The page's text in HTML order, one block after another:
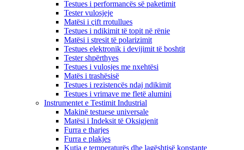
Testues i performancës së paketimit
Tester vulosjeje
Matësi i çift rrotullues
Testues i ndikimit të topit në rënie
Matësi i stresit të polarizimit
Testues elektronik i devijimit të boshtit
Tester shpërthyes
Testues i vulosjes me nxehtësi
Matës i trashësisë
Testues i rezistencës ndaj ndikimit
Testues i vrimave me fletë alumini
Instrumentet e Testimit Industrial
Makinë testuese universale
Matësi i Indeksit të Oksigjenit
Furra e tharjes
Furra e plakjes
Kutia e temperaturës dhe lagështisë konstante